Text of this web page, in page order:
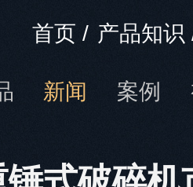
首页 / 产品知识
新闻 案例